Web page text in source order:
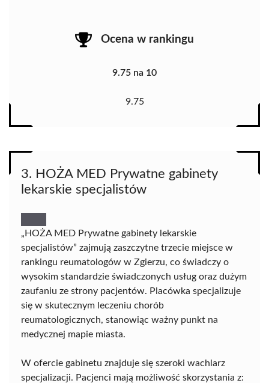
Ocena w rankingu
9.75 na 10
9.75
3. HOŻA MED Prywatne gabinety
lekarskie specjalistów
„HOŻA MED Prywatne gabinety lekarskie
specjalistów” zajmują zaszczytne trzecie miejsce w
rankingu reumatologów w Zgierzu, co świadczy o
wysokim standardzie świadczonych usług oraz dużym
zaufaniu ze strony pacjentów. Placówka specjalizuje
się w skutecznym leczeniu chorób
reumatologicznych, stanowiąc ważny punkt na
medycznej mapie miasta.
W ofercie gabinetu znajduje się szeroki wachlarz
specjalizacji. Pacjenci mają możliwość skorzystania z: